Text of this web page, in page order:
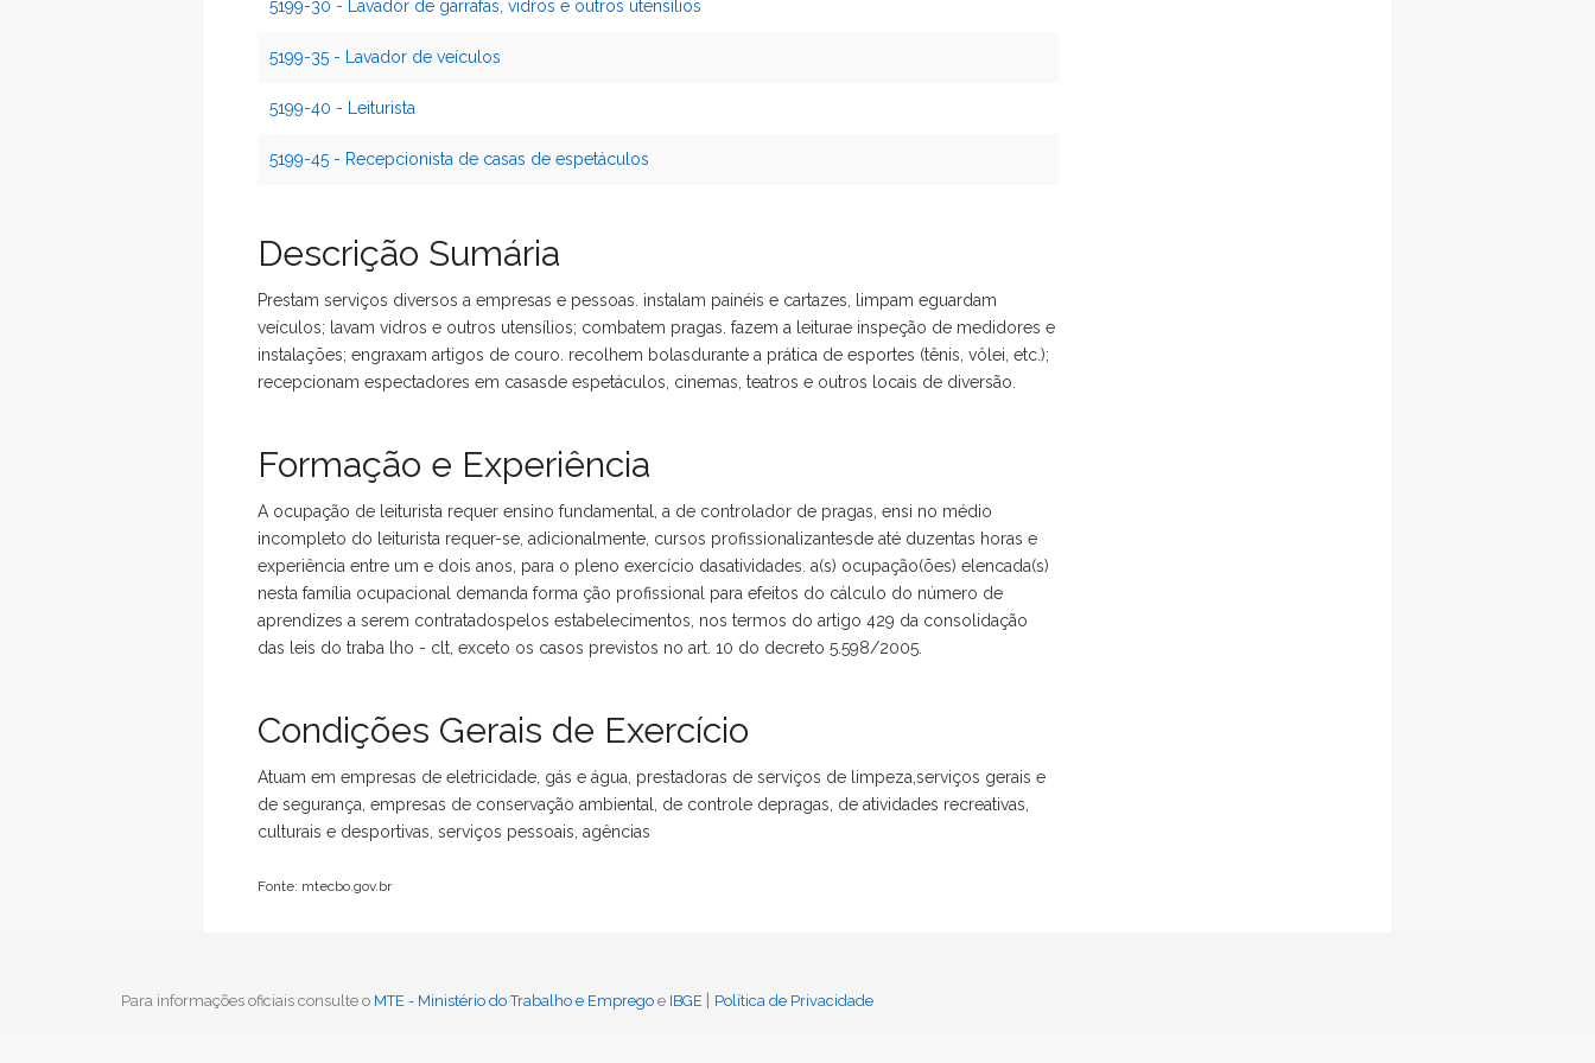
5199-30 - Lavador de garrafas, vidros e outros utensílios
5199-35 - Lavador de veículos
5199-40 - Leiturista
5199-45 - Recepcionista de casas de espetáculos
Descrição Sumária
Prestam serviços diversos a empresas e pessoas. instalam painéis e cartazes, limpam eguardam
veículos; lavam vidros e outros utensílios; combatem pragas. fazem a leiturae inspeção de medidores e
instalações; engraxam artigos de couro. recolhem bolasdurante a prática de esportes (tênis, vôlei, etc.);
recepcionam espectadores em casasde espetáculos, cinemas, teatros e outros locais de diversão.
Formação e Experiência
A ocupação de leiturista requer ensino fundamental, a de controlador de pragas, ensi no médio
incompleto do leiturista requer-se, adicionalmente, cursos profissionalizantesde até duzentas horas e
experiência entre um e dois anos, para o pleno exercício dasatividades. a(s) ocupação(ões) elencada(s)
nesta família ocupacional demanda forma ção profissional para efeitos do cálculo do número de
aprendizes a serem contratadospelos estabelecimentos, nos termos do artigo 429 da consolidação
das leis do traba lho - clt, exceto os casos previstos no art. 10 do decreto 5.598/2005.
Condições Gerais de Exercício
Atuam em empresas de eletricidade, gás e água, prestadoras de serviços de limpeza,serviços gerais e
de segurança, empresas de conservação ambiental, de controle depragas, de atividades recreativas,
culturais e desportivas, serviços pessoais, agências
Fonte: mtecbo.gov.br
Para informações oficiais consulte o MTE - Ministério do Trabalho e Emprego e IBGE | Política de Privacidade